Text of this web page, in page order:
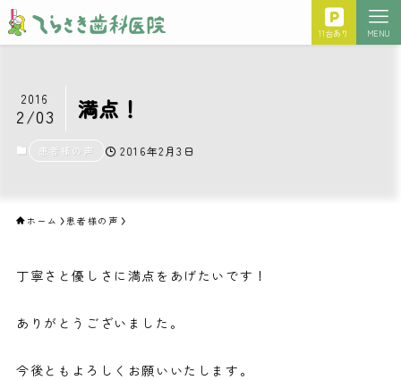
11台あり MENU
満点！
2016
2/03
患者様の声 2016年2月3日
ホーム 患者様の声
丁寧さと優しさに満点をあげたいです！
ありがとうございました。
今後ともよろしくお願いいたします。